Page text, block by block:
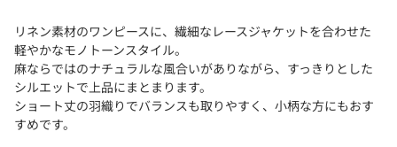
リネン素材のワンピースに、繊細なレースジャケットを合わせた
軽やかなモノトーンスタイル。
麻ならではのナチュラルな風合いがありながら、すっきりとした
シルエットで上品にまとまります。
ショート丈の羽織りでバランスも取りやすく、小柄な方にもおす
すめです。